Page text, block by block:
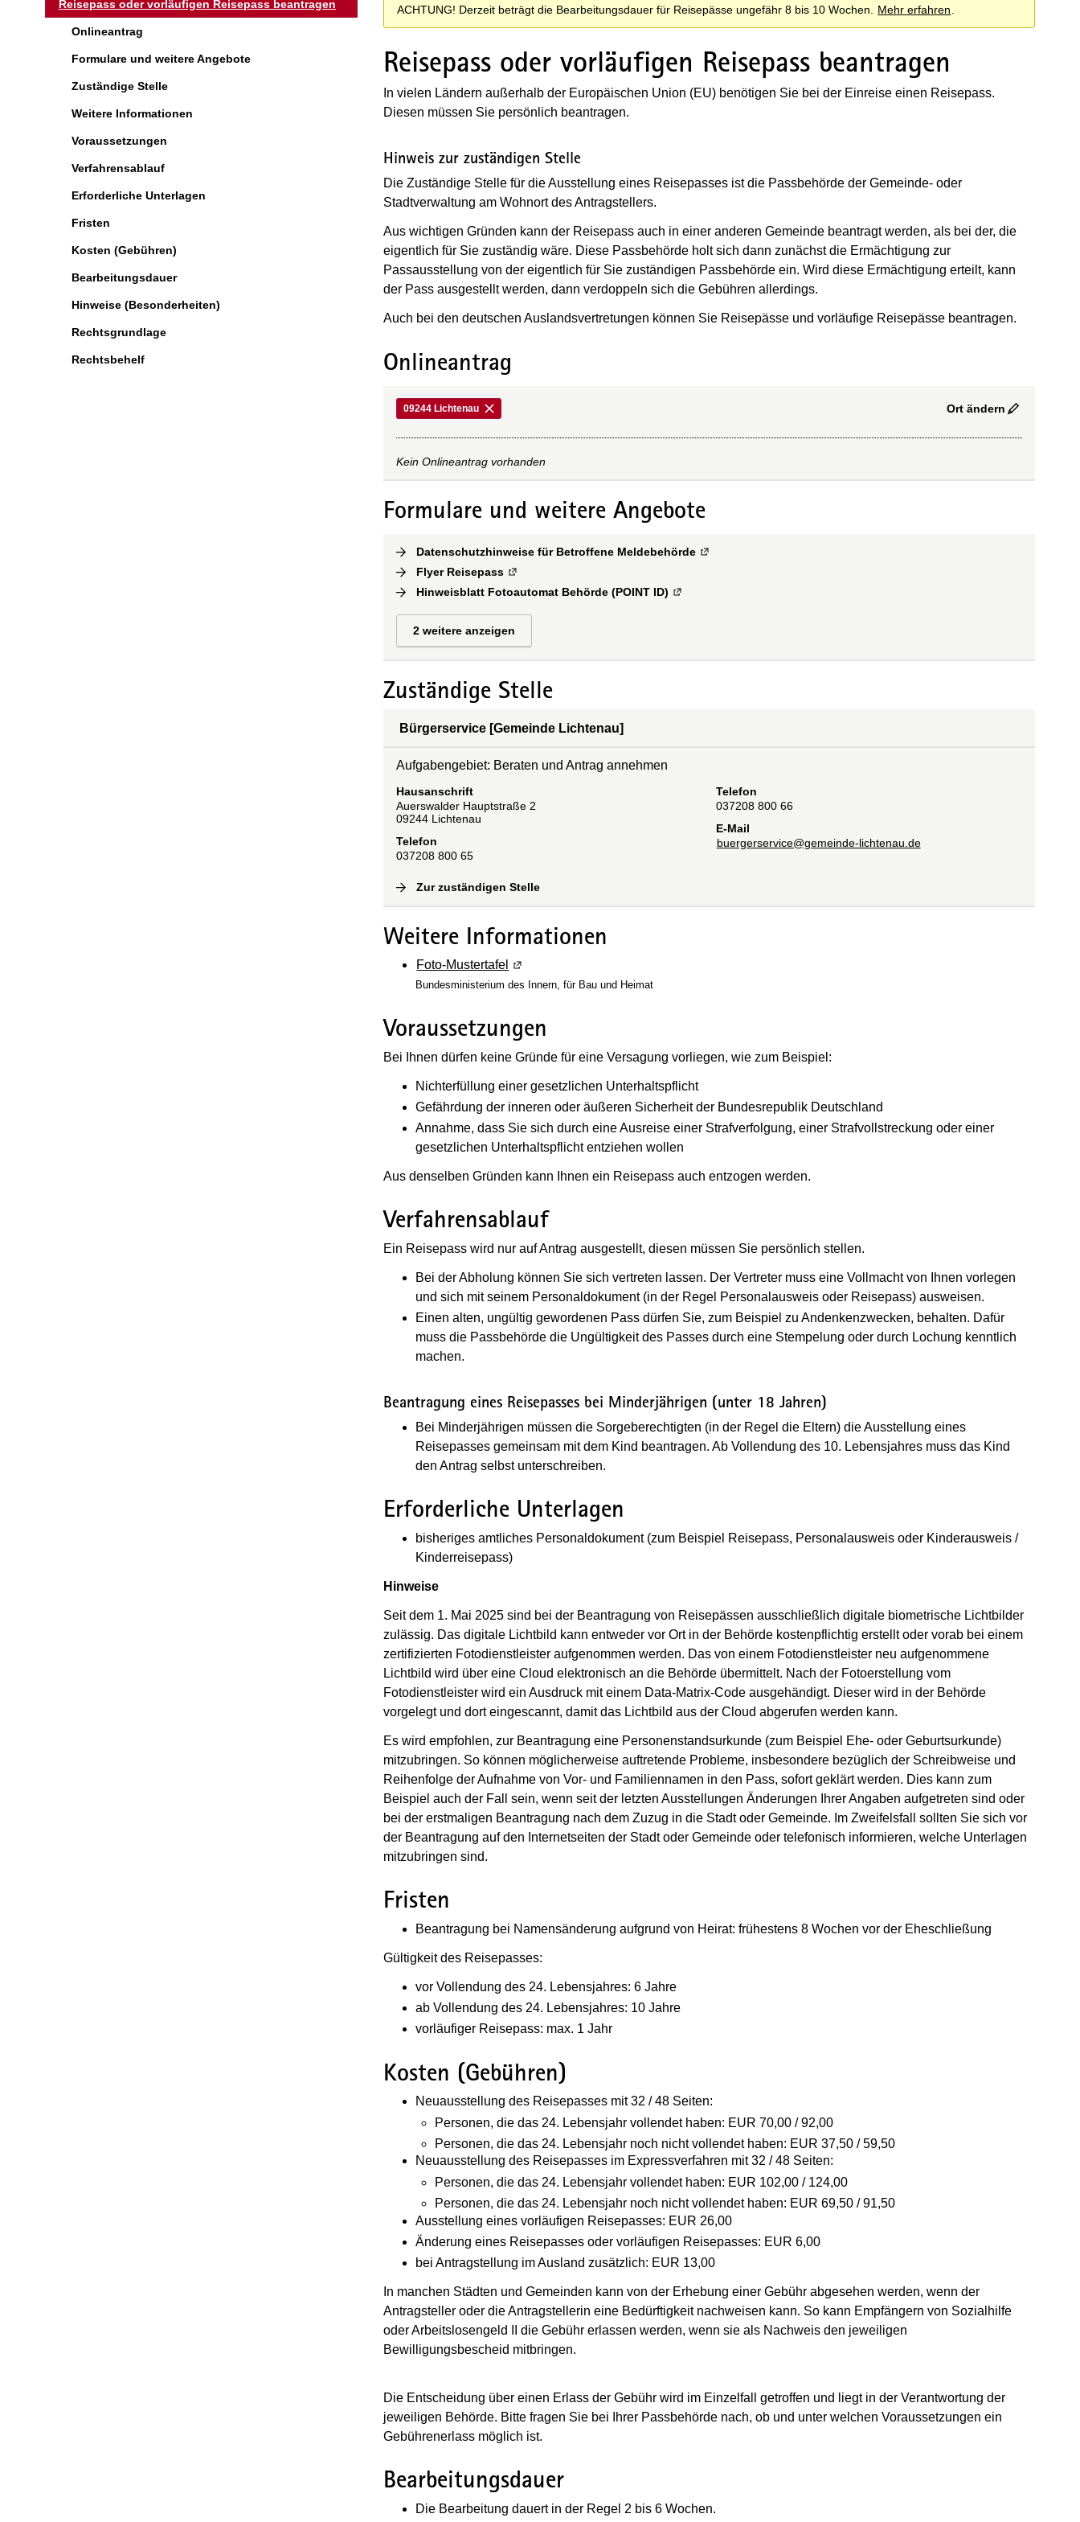
Reisepass oder vorläufigen Reisepass beantragen
Onlineantrag
Formulare und weitere Angebote
Zuständige Stelle
Weitere Informationen
Voraussetzungen
Verfahrensablauf
Erforderliche Unterlagen
Fristen
Kosten (Gebühren)
Bearbeitungsdauer
Hinweise (Besonderheiten)
Rechtsgrundlage
Rechtsbehelf
ACHTUNG! Derzeit beträgt die Bearbeitungsdauer für Reisepässe ungefähr 8 bis 10 Wochen. Mehr erfahren
Reisepass oder vorläufigen Reisepass beantragen
In vielen Ländern außerhalb der Europäischen Union (EU) benötigen Sie bei der Einreise einen Reisepass.
Diesen müssen Sie persönlich beantragen.
Hinweis zur zuständigen Stelle
Die Zuständige Stelle für die Ausstellung eines Reisepasses ist die Passbehörde der Gemeinde- oder
Stadtverwaltung am Wohnort des Antragstellers.
Aus wichtigen Gründen kann der Reisepass auch in einer anderen Gemeinde beantragt werden, als bei der, die
eigentlich für Sie zuständig wäre. Diese Passbehörde holt sich dann zunächst die Ermächtigung zur
Passausstellung von der eigentlich für Sie zuständigen Passbehörde ein. Wird diese Ermächtigung erteilt, kann
der Pass ausgestellt werden, dann verdoppeln sich die Gebühren allerdings.
Auch bei den deutschen Auslandsvertretungen können Sie Reisepässe und vorläufige Reisepässe beantragen.
Onlineantrag
09244 Lichtenau Ort ändern
Kein Onlineantrag vorhanden
Formulare und weitere Angebote
Datenschutzhinweise für Betroffene Meldebehörde Externe Verlinkung
Flyer Reisepass Externe Verlinkung
Hinweisblatt Fotoautomat Behörde (POINT ID) Externe Verlinkung
2 weitere anzeigen
Zuständige Stelle
Bürgerservice [Gemeinde Lichtenau]
Aufgabengebiet: Beraten und Antrag annehmen
Hausanschrift
Auerswalder Hauptstraße 2
09244 Lichtenau
Telefon
037208 800 65
Telefon
037208 800 66
E-Mail
buergerservice@gemeinde-lichtenau.de
Zur zuständigen Stelle
Weitere Informationen
Foto-Mustertafel (Wird in einem neuen Fenster geöffnet)
Bundesministerium des Innern, für Bau und Heimat
Voraussetzungen
Bei Ihnen dürfen keine Gründe für eine Versagung vorliegen, wie zum Beispiel:
Nichterfüllung einer gesetzlichen Unterhaltspflicht
Gefährdung der inneren oder äußeren Sicherheit der Bundesrepublik Deutschland
Annahme, dass Sie sich durch eine Ausreise einer Strafverfolgung, einer Strafvollstreckung oder einer
gesetzlichen Unterhaltspflicht entziehen wollen
Aus denselben Gründen kann Ihnen ein Reisepass auch entzogen werden.
Verfahrensablauf
Ein Reisepass wird nur auf Antrag ausgestellt, diesen müssen Sie persönlich stellen.
Bei der Abholung können Sie sich vertreten lassen. Der Vertreter muss eine Vollmacht von Ihnen vorlegen
und sich mit seinem Personaldokument (in der Regel Personalausweis oder Reisepass) ausweisen.
Einen alten, ungültig gewordenen Pass dürfen Sie, zum Beispiel zu Andenkenzwecken, behalten. Dafür
muss die Passbehörde die Ungültigkeit des Passes durch eine Stempelung oder durch Lochung kenntlich
machen.
Beantragung eines Reisepasses bei Minderjährigen (unter 18 Jahren)
Bei Minderjährigen müssen die Sorgeberechtigten (in der Regel die Eltern) die Ausstellung eines
Reisepasses gemeinsam mit dem Kind beantragen. Ab Vollendung des 10. Lebensjahres muss das Kind
den Antrag selbst unterschreiben.
Erforderliche Unterlagen
bisheriges amtliches Personaldokument (zum Beispiel Reisepass, Personalausweis oder Kinderausweis /
Kinderreisepass)
Hinweise
Seit dem 1. Mai 2025 sind bei der Beantragung von Reisepässen ausschließlich digitale biometrische Lichtbilder
zulässig. Das digitale Lichtbild kann entweder vor Ort in der Behörde kostenpflichtig erstellt oder vorab bei einem
zertifizierten Fotodienstleister aufgenommen werden. Das von einem Fotodienstleister neu aufgenommene
Lichtbild wird über eine Cloud elektronisch an die Behörde übermittelt. Nach der Fotoerstellung vom
Fotodienstleister wird ein Ausdruck mit einem Data-Matrix-Code ausgehändigt. Dieser wird in der Behörde
vorgelegt und dort eingescannt, damit das Lichtbild aus der Cloud abgerufen werden kann.
Es wird empfohlen, zur Beantragung eine Personenstandsurkunde (zum Beispiel Ehe- oder Geburtsurkunde)
mitzubringen. So können möglicherweise auftretende Probleme, insbesondere bezüglich der Schreibweise und
Reihenfolge der Aufnahme von Vor- und Familiennamen in den Pass, sofort geklärt werden. Dies kann zum
Beispiel auch der Fall sein, wenn seit der letzten Ausstellungen Änderungen Ihrer Angaben aufgetreten sind oder
bei der erstmaligen Beantragung nach dem Zuzug in die Stadt oder Gemeinde. Im Zweifelsfall sollten Sie sich vor
der Beantragung auf den Internetseiten der Stadt oder Gemeinde oder telefonisch informieren, welche Unterlagen
mitzubringen sind.
Fristen
Beantragung bei Namensänderung aufgrund von Heirat: frühestens 8 Wochen vor der Eheschließung
Gültigkeit des Reisepasses:
vor Vollendung des 24. Lebensjahres: 6 Jahre
ab Vollendung des 24. Lebensjahres: 10 Jahre
vorläufiger Reisepass: max. 1 Jahr
Kosten (Gebühren)
Neuausstellung des Reisepasses mit 32 / 48 Seiten:
Personen, die das 24. Lebensjahr vollendet haben: EUR 70,00 / 92,00
Personen, die das 24. Lebensjahr noch nicht vollendet haben: EUR 37,50 / 59,50
Neuausstellung des Reisepasses im Expressverfahren mit 32 / 48 Seiten:
Personen, die das 24. Lebensjahr vollendet haben: EUR 102,00 / 124,00
Personen, die das 24. Lebensjahr noch nicht vollendet haben: EUR 69,50 / 91,50
Ausstellung eines vorläufigen Reisepasses: EUR 26,00
Änderung eines Reisepasses oder vorläufigen Reisepasses: EUR 6,00
bei Antragstellung im Ausland zusätzlich: EUR 13,00
In manchen Städten und Gemeinden kann von der Erhebung einer Gebühr abgesehen werden, wenn der
Antragsteller oder die Antragstellerin eine Bedürftigkeit nachweisen kann. So kann Empfängern von Sozialhilfe
oder Arbeitslosengeld II die Gebühr erlassen werden, wenn sie als Nachweis den jeweiligen
Bewilligungsbescheid mitbringen.
Die Entscheidung über einen Erlass der Gebühr wird im Einzelfall getroffen und liegt in der Verantwortung der
jeweiligen Behörde. Bitte fragen Sie bei Ihrer Passbehörde nach, ob und unter welchen Voraussetzungen ein
Gebührenerlass möglich ist.
Bearbeitungsdauer
Die Bearbeitung dauert in der Regel 2 bis 6 Wochen.